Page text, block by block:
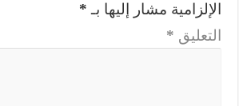
الإلزامية مشار إليها بـ *
التعليق *